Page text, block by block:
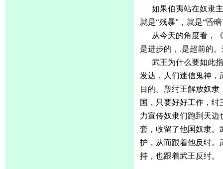
如果伯夷站在奴隶
就是“残暴”，就是“昏
从今天的角度看，
是进步的， .是超前的
武王为什么要如此
发达，人们迷信鬼神
目的。殷纣王解放奴
国，只要好好工作，
力宣传奴隶们跑到天
套，收留了他国奴隶。
护，从而跟着他反纣。
持，也跟着武王反纣。